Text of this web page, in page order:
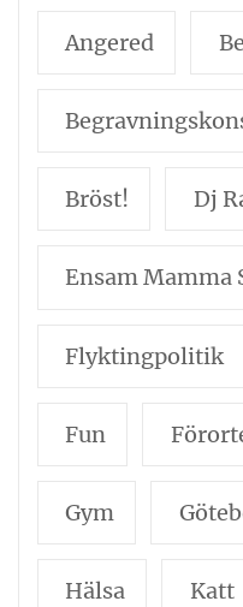
Angered
Bröst! Dj
Ensam Mamma
Flyktingpolitik
Fun
Gym
Hälsa Katt